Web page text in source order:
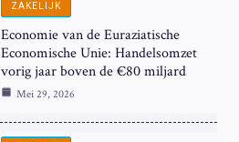
ZAKELIJK
Economie van de Euraziatische
Economische Unie: Handelsomzet
vorig jaar boven de €80 miljard
Mei 29, 2026